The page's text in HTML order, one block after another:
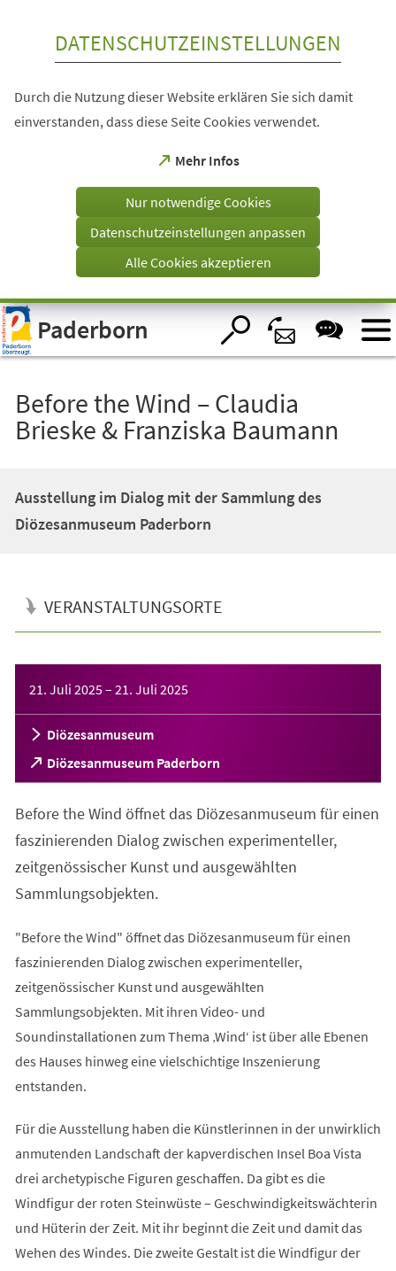
Visuelle
Assistenzsoftware
öffnen.
DATENSCHUTZEINSTELLUNGEN
Durch die Nutzung dieser Website erklären Sie sich damit
einverstanden, dass diese Seite Cookies verwendet.
Mehr Infos
(Öffnet
einem
Tab)
Nur notwendige Cookies
Datenschutzeinstellungen anpassen
Alle Cookies akzeptieren
Paderborn
Before the Wind – Claudia
Brieske & Franziska Baumann
Ausstellung im Dialog mit der Sammlung des
Diözesanmuseum Paderborn
VERANSTALTUNGSORTE
21. Juli 2025– 21. Juli 2025
Diözesanmuseum
Diözesanmuseum Paderborn
(Öffnet
in
neuen
Tab)
Before the Wind öffnet das Diözesanmuseum für einen
faszinierenden Dialog zwischen experimenteller,
zeitgenössischer Kunst und ausgewählten
Sammlungsobjekten.
"Before the Wind" öffnet das Diözesanmuseum für einen
faszinierenden Dialog zwischen experimenteller,
zeitgenössischer Kunst und ausgewählten
Sammlungsobjekten. Mit ihren Video- und
Soundinstallationen zum Thema ‚Wind‘ ist über alle Ebenen
des Hauses hinweg eine vielschichtige Inszenierung
entstanden.
Für die Ausstellung haben die Künstlerinnen in der unwirklich
anmutenden Landschaft der kapverdischen Insel Boa Vista
drei archetypische Figuren geschaffen. Da gibt es die
Windfigur der roten Steinwüste – Geschwindigkeitswächterin
und Hüterin der Zeit. Mit ihr beginnt die Zeit und damit das
Wehen des Windes. Die zweite Gestalt ist die Windfigur der